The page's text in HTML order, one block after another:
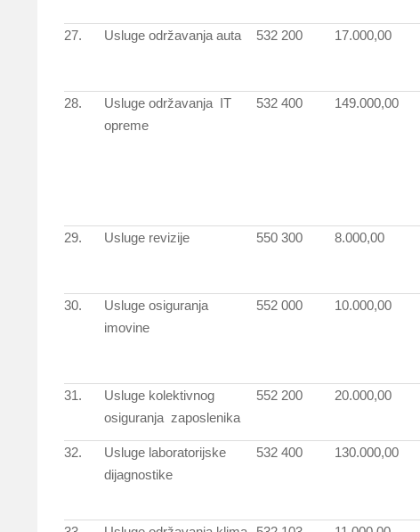
27. Usluge održavanja auta 532 200 17.000,00
28.
Usluge održavanja IT
opreme
532 400 149.000,00
29. Usluge revizije 550 300 8.000,00
30.
Usluge osiguranja
imovine
552 000 10.000,00
31.
Usluge kolektivnog
osiguranja zaposlenika
552 200 20.000,00
32.
Usluge laboratorijske
dijagnostike
532 400 130.000,00